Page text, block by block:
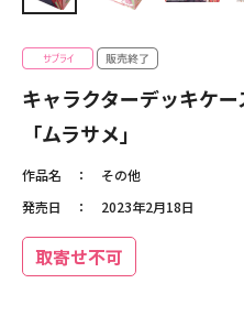
キャラクターデッキケ
「ムラサメ」
作品名
その他
発売日
2023年2月18日
取寄せ不可